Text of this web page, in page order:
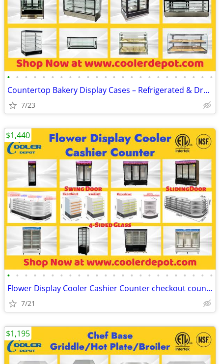
• • • • • • • • • • • • • • • • • • • • • • • •
Countertop Bakery Display Cases – Refrigerated & Dry Showcase (100%NEW
7/23
• • • • • • • • • • • • • • • • • • • • • • • •
Flower Display Cooler Cashier Counter checkout counter (100%NEW) RESTA
7/21
$1,440
$1,195